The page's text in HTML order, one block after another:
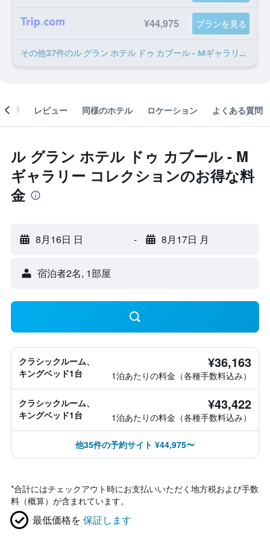
¥44,975 プランを見る
​その他37​件のル グラン ホテル ドゥ カブール - Mギャラリー コレクションのオファー
概要 レビュー 同様のホテル ロケーション よくある質問
ル グラン ホテル ドゥ カブール - M
ギャラリー コレクションのお得な料
金
8月16日 日 - 8月17日 月
宿泊者2名, 1​部屋
クラシックルーム、
キングベッド1台
¥36,163
1泊あたりの料金（各種手数料込み）
クラシックルーム、
キングベッド1台
¥43,422
1泊あたりの料金（各種手数料込み）
他35件の予約サイト ¥44,975〜
*合計にはチェックアウト時にお支払いいただく地方税および手数
料（概算）が含まれています。
最低価格を 保証します